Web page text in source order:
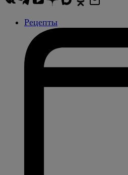
Рецепты